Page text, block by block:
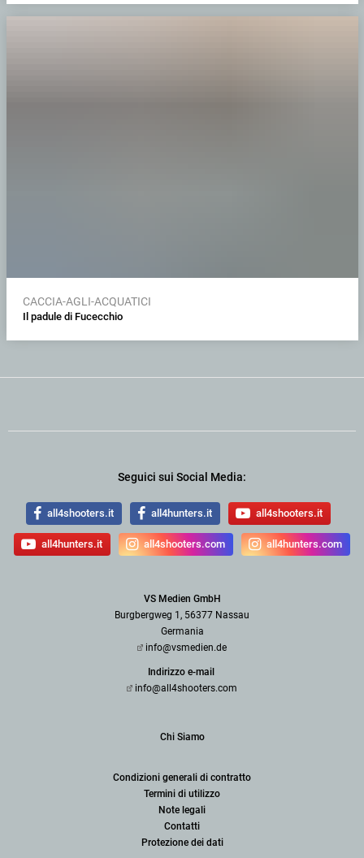
CACCIA-AGLI-ACQUATICI
Il padule di Fucecchio
Seguici sui Social Media:
all4shooters.it all4hunters.it all4shooters.it
all4hunters.it all4shooters.com all4hunters.com
VS Medien GmbH
Burgbergweg 1, 56377 Nassau
Germania
info@vsmedien.de
Indirizzo e-mail
info@all4shooters.com
Chi Siamo
Condizioni generali di contratto
Termini di utilizzo
Note legali
Contatti
Protezione dei dati